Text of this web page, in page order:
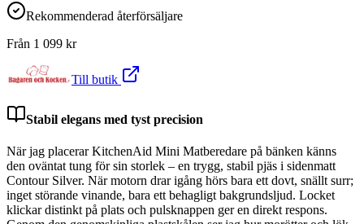
Rekommenderad återförsäljare
Från 1 099 kr
Till butik
Stabil elegans med tyst precision
När jag placerar KitchenAid Mini Matberedare på bänken känns
den oväntat tung för sin storlek – en trygg, stabil pjäs i sidenmatt
Contour Silver. När motorn drar igång hörs bara ett dovt, snällt surr;
inget störande vinande, bara ett behagligt bakgrundsljud. Locket
klickar distinkt på plats och pulsknappen ger en direkt respons.